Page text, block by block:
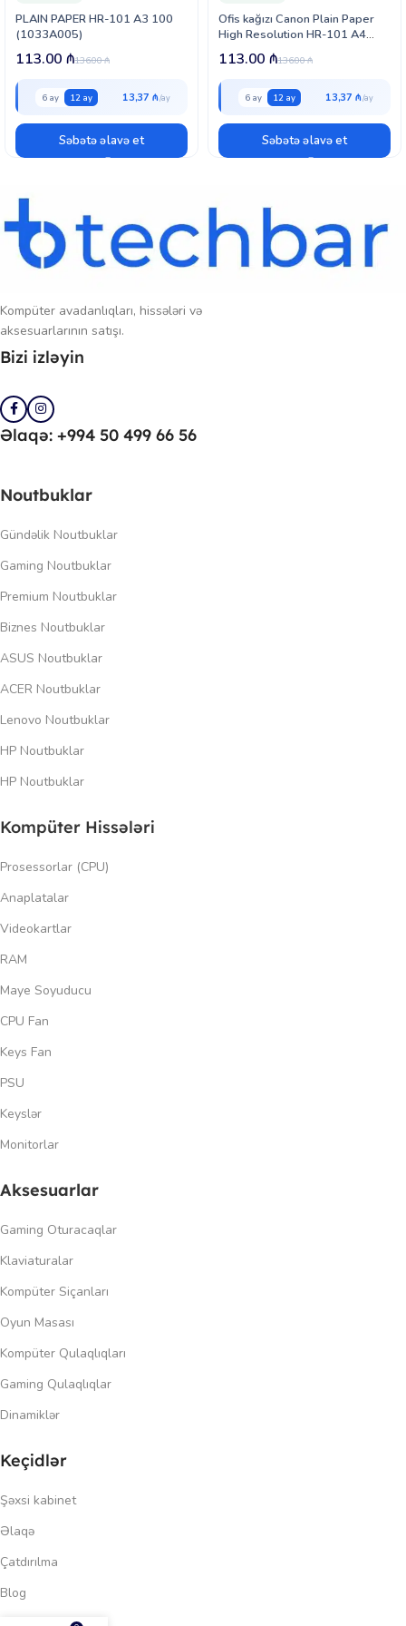
rənglərin daha təbii və parlaq görünməsinə kömək edir.
PLAIN PAPER HR-101 A3 100
(1033A005)
136.00₼
113.00 ₼
6 ay 12 ay 13,37 ₼
Səbətə əlavə et
Ofis kağızı Canon Plain Paper
High Resolution HR-101 A4
(1033A001)
136.00₼
113.00 ₼
6 ay 12 ay 13,37 ₼
Səbətə əlavə et
Kompüter avadanlıqları, hissələri və
aksesuarlarının satışı.
Bizi izləyin
Əlaqə: +994 50 499 66 56
Noutbuklar
Gündəlik Noutbuklar
Gaming Noutbuklar
Premium Noutbuklar
Biznes Noutbuklar
ASUS Noutbuklar
ACER Noutbuklar
Lenovo Noutbuklar
HP Noutbuklar
HP Noutbuklar
Kompüter Hissələri
Prosessorlar (CPU)
Anaplatalar
Videokartlar
RAM
Maye Soyuducu
CPU Fan
Keys Fan
PSU
Keyslər
Monitorlar
Aksesuarlar
Gaming Oturacaqlar
Klaviaturalar
Kompüter Siçanları
Oyun Masası
Kompüter Qulaqlıqları
Gaming Qulaqlıqlar
Dinamiklər
Keçidlər
Şəxsi kabinet
Əlaqə
Çatdırılma
Blog